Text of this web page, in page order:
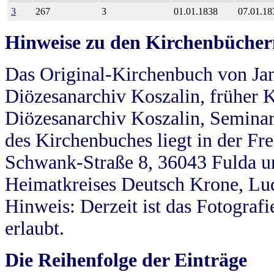
3
267 3 01.01.1838
Hinweise zu den
Das Original-Kirchenbuch von
Diözesanarchiv Koszalin, früher
Diözesanarchiv Koszalin,
des Kirchenbuches liegt in der
Schwank-Straße 8, 36043 Fulda
Heimatkreises Deutsch Krone,
Hinweis: Derzeit ist das
erlaubt.
Die Reihenfolge der Einträge